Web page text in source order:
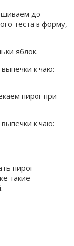
до
теста в форму,
яблок.
пирог при
пирог
такие